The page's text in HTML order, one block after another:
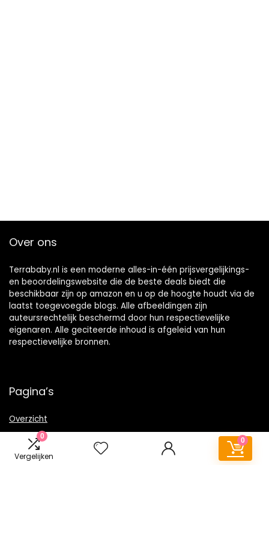
0
Vergelijken
0
Over ons
Terrababy.nl is een moderne alles-in-één prijsvergelijkings-
en beoordelingswebsite die de beste deals biedt die
beschikbaar zijn op amazon en u op de hoogte houdt via de
laatst toegevoegde blogs. Alle afbeeldingen zijn
auteursrechtelijk beschermd door hun respectievelijke
eigenaren. Alle geciteerde inhoud is afgeleid van hun
respectievelijke bronnen.
Pagina’s
Overzicht